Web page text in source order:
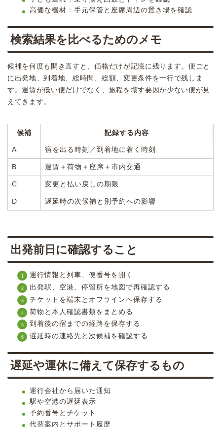
高価な機材：手元保管と座席周辺の置き場を確認
検索結果を比べるためのメモ
候補を何度も開き直すと、価格だけが記憶に残ります。便ごと
に出発地、到着地、総時間、総額、変更条件を一行で残しま
す。運賃が低い便だけでなく、旅程を壊す要因が少ない便が見
えてきます。
候補 記録する内容
A 宿を出る時刻／到着地に着く時刻
B 運賃＋荷物＋座席＋市内交通
C 変更と払い戻しの期限
D 遅延時の次候補と別予約への影響
出発前日に確認すること
運行情報と列車、便番号を開く
出発駅、空港、停留所を地図で再確認する
チケットを端末とオフラインへ保存する
荷物と本人確認書類をまとめる
到着後の宿までの経路を保存する
遅延時の連絡先と次候補を確認する
遅延や運休に備えて保存するもの
運行会社から届いた通知
駅や空港の遅延表示
予約番号とチケット
代替案内とサポート履歴